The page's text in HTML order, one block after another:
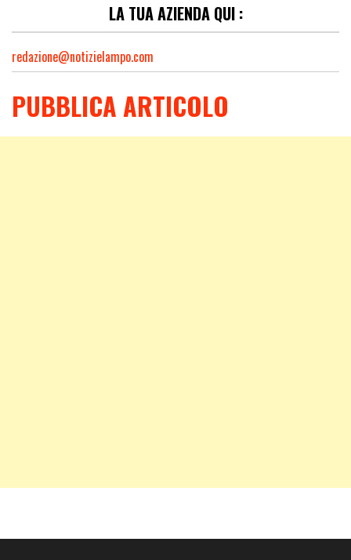
LA TUA AZIENDA QUI :
redazione@notizielampo.com
PUBBLICA ARTICOLO